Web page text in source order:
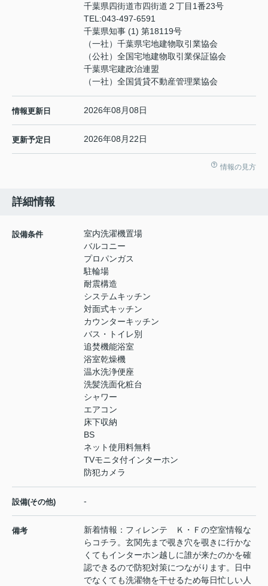
千葉県四街道市四街道２丁目1番23号
TEL:043-497-6591
千葉県知事 (1) 第18119号
（一社）千葉県宅地建物取引業協会
（公社）全国宅地建物取引業保証協会
千葉県宅建政治連盟
（一社）全国賃貸不動産管理業協会
情報更新日 2026年08月08日
更新予定日 2026年08月22日
情報の見方
詳細情報
設備条件
室内洗濯機置場
バルコニー
プロパンガス
駐輪場
耐震構造
システムキッチン
対面式キッチン
カウンターキッチン
バス・トイレ別
追焚機能浴室
浴室乾燥機
温水洗浄便座
洗髪洗面化粧台
シャワー
エアコン
床下収納
BS
ネット使用料無料
TVモニタ付インターホン
防犯カメラ
設備(その他) -
備考
新着情報：フィレンテ Ｋ・Ｆの空室情報な
らコチラ。玄関先まで覗き穴を覗きに行かな
くてもインターホン越しに誰が来たのかを確
認できるので防犯対策につながります。日中
でなくても洗濯物を干せるため毎日忙しい人